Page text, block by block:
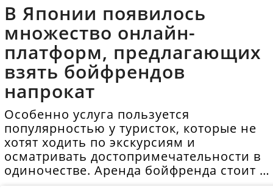
В Японии появилось
множество онлайн-
платформ, предлагающих
взять бойфрендов
напрокат
Особенно услуга пользуется
популярностью у туристок, которые не
хотят ходить по экскурсиям и
осматривать достопримечательности в
одиночестве. Аренда бойфренда стоит в